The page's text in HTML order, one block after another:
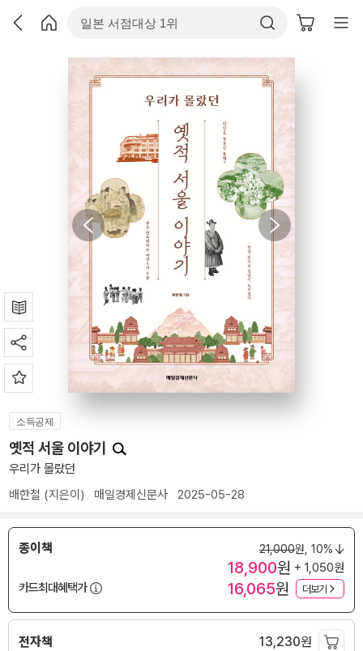
소득공제
옛적 서울 이야기
우리가 몰랐던
배한철 (지은이) 매일경제신문사 2025-05-28
종이책 21,000원, 10%
18,900원 + 1,050원
카드최대혜택가
16,065원 더보기
전자책 13,230원